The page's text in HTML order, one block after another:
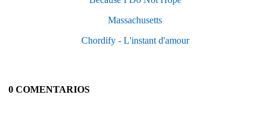
Massachusetts
Chordify - L'instant d'amour
0 COMENTARIOS